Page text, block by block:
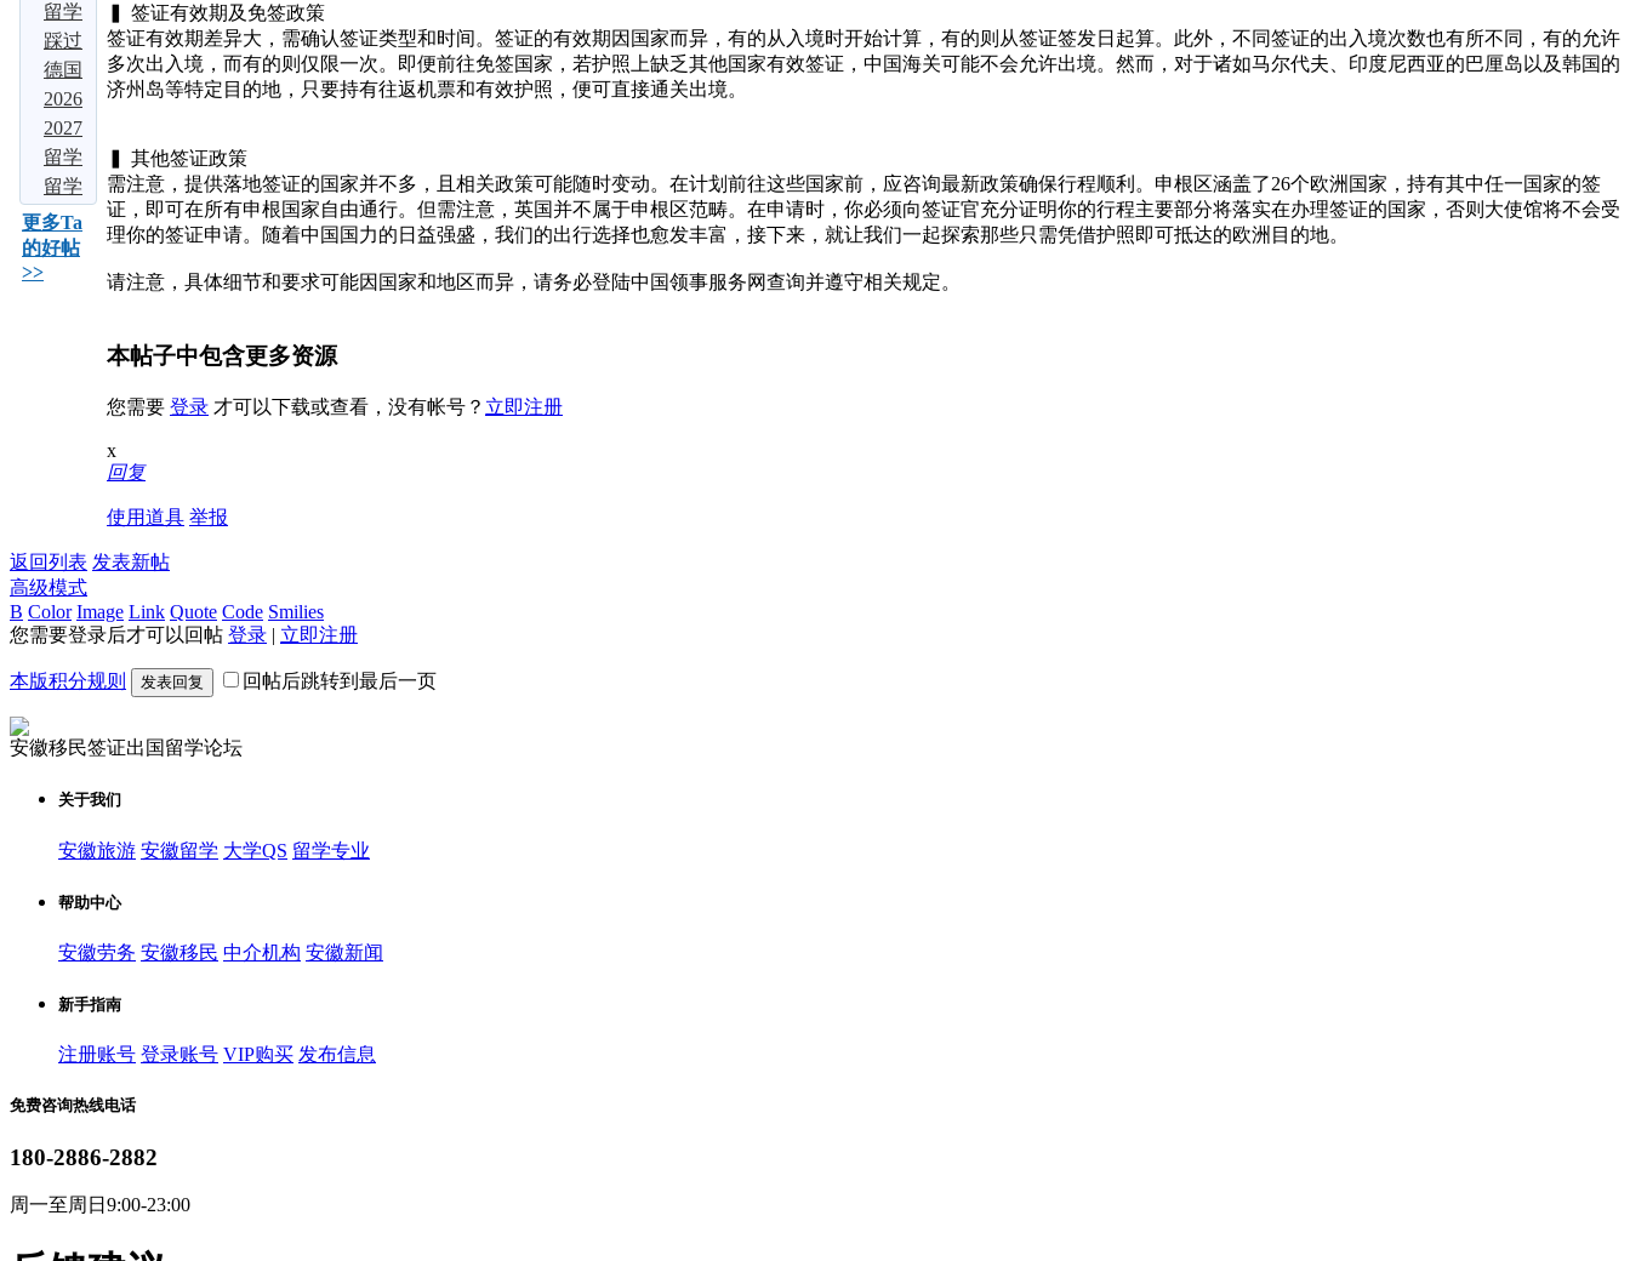
大局
定
了：
若是
不出
意外
的
话，
2026
年中
留学
择校
别瞎
选！
吃透
这四
大热
门留
学地
区，
踩过
3 家
中介
才敢
说！
2026
五大
留学
机构
德国
留学
爆
火！
免学
费、
好留
下，
2026
多国
留学
中介
实测
对
比：5
2027
届留
学必
看：
申请
海外
留学
申请
全流
程：
2026
留学
申
请：3
个背
更多Ta
的好帖
>>
▍ 签证有效期及免签政策
签证有效期差异大，需确认签证类型和时间。签证的有效期因国家而异，有的从入境时开始计算，有的则从签证签发日起算。此外，不同签证的出入境次数也有所不同，有的允许
多次出入境，而有的则仅限一次。即便前往免签国家，若护照上缺乏其他国家有效签证，中国海关可能不会允许出境。然而，对于诸如马尔代夫、印度尼西亚的巴厘岛以及韩国的
济州岛等特定目的地，只要持有往返机票和有效护照，便可直接通关出境。
▍ 其他签证政策
需注意，提供落地签证的国家并不多，且相关政策可能随时变动。在计划前往这些国家前，应咨询最新政策确保行程顺利。申根区涵盖了26个欧洲国家，持有其中任一国家的签
证，即可在所有申根国家自由通行。但需注意，英国并不属于申根区范畴。在申请时，你必须向签证官充分证明你的行程主要部分将落实在办理签证的国家，否则大使馆将不会受
理你的签证申请。随着中国国力的日益强盛，我们的出行选择也愈发丰富，接下来，就让我们一起探索那些只需凭借护照即可抵达的欧洲目的地。
请注意，具体细节和要求可能因国家和地区而异，请务必登陆中国领事服务网查询并遵守相关规定。
本帖子中包含更多资源
您需要 登录 才可以下载或查看，没有帐号？ 立即注册
x
回复
使用道具 举报
返回列表 发表新帖
高级模式
B Color Image Link Quote Code Smilies
您需要登录后才可以回帖 登录 | 立即注册
本版积分规则 发表回复 回帖后跳转到最后一页
安徽移民签证出国留学论坛
关于我们
安徽旅游 安徽留学 大学QS 留学专业
帮助中心
安徽劳务 安徽移民 中介机构 安徽新闻
新手指南
注册账号 登录账号 VIP购买 发布信息
免费咨询热线电话
180-2886-2882
周一至周日9:00-23:00